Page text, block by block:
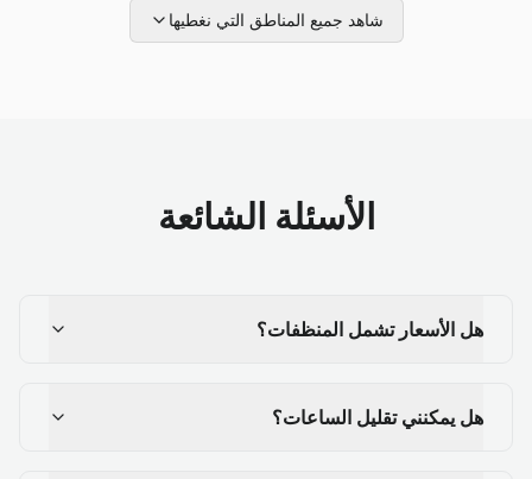
شاهد جميع المناطق التي نغطيها
الأسئلة الشائعة
هل الأسعار تشمل المنظفات؟
هل يمكنني تقليل الساعات؟